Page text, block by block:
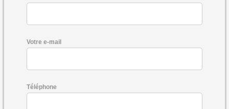
Votre e-mail
Téléphone